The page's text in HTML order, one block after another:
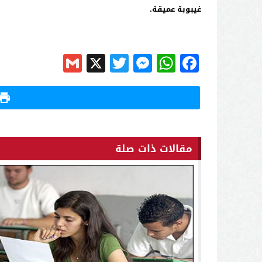
غيبوبة عميقة.
Facebook
WhatsApp
Messenger
Twitter
X
Gmail
مقالات ذات صلة